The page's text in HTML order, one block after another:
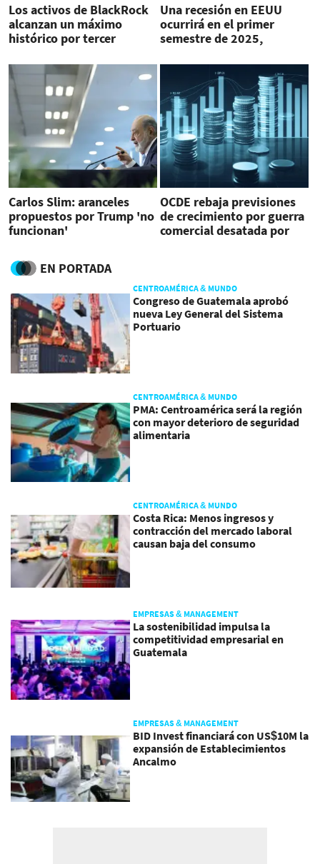
Los activos de BlackRock
alcanzan un máximo
histórico por tercer
Una recesión en EEUU
ocurrirá en el primer
semestre de 2025,
Carlos Slim: aranceles
propuestos por Trump 'no
funcionan'
OCDE rebaja previsiones
de crecimiento por guerra
comercial desatada por
EN PORTADA
CENTROAMÉRICA & MUNDO
Congreso de Guatemala aprobó
nueva Ley General del Sistema
Portuario
CENTROAMÉRICA & MUNDO
PMA: Centroamérica será la región
con mayor deterioro de seguridad
alimentaria
CENTROAMÉRICA & MUNDO
Costa Rica: Menos ingresos y
contracción del mercado laboral
causan baja del consumo
EMPRESAS & MANAGEMENT
La sostenibilidad impulsa la
competitividad empresarial en
Guatemala
EMPRESAS & MANAGEMENT
BID Invest financiará con US$10M la
expansión de Establecimientos
Ancalmo